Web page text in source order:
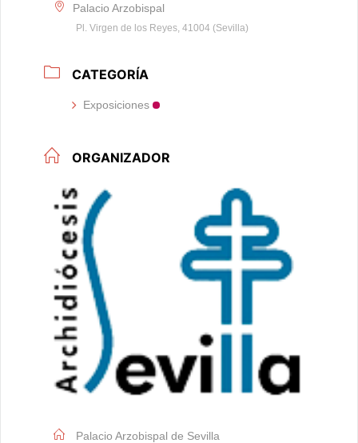
Palacio Arzobispal
Pl. Virgen de los Reyes, 41004 (Sevilla)
CATEGORÍA
Exposiciones
ORGANIZADOR
Palacio Arzobispal de Sevilla